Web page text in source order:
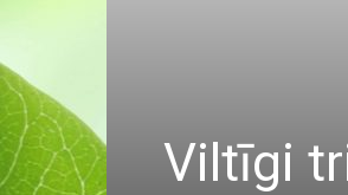
Viltīgi